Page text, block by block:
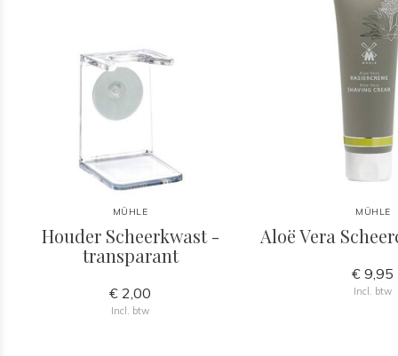
MÜHLE
Houder Scheerkwast -
transparant
€ 2,00
Incl. btw
MÜHLE
Aloë Vera
€ 9,95
Incl. btw